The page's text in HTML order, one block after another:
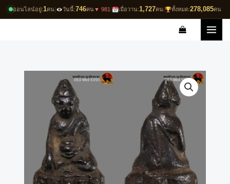
ออนไลน์อยู่:1คน| วันนี้:746คน▼ 981 | เมื่อวาน:1,727คน| ทั้งหมด:278,085คน
Skip
to